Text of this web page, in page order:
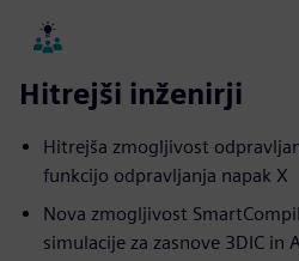
Hitrejši inženirji
Hitrejša zmogljivost
funkcijo odpravljanja napak X
Nova zmogljivost
simulacije za zasnove 3DIC in